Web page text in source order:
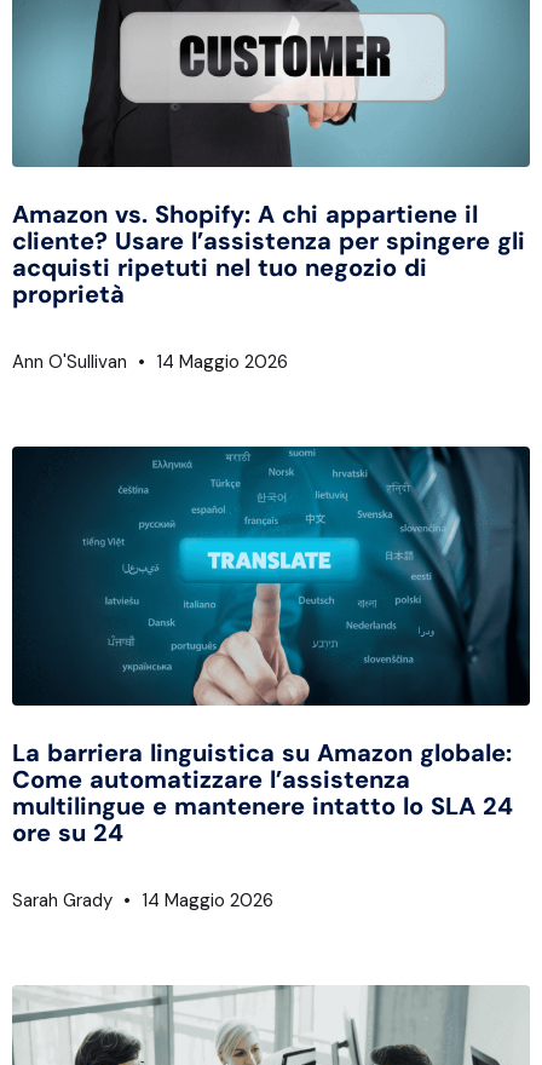
Amazon vs. Shopify: A chi appartiene il
cliente? Usare l’assistenza per spingere gli
acquisti ripetuti nel tuo negozio di
proprietà
Ann O'Sullivan 14 Maggio 2026
La barriera linguistica su Amazon globale:
Come automatizzare l’assistenza
multilingue e mantenere intatto lo SLA 24
ore su 24
Sarah Grady 14 Maggio 2026